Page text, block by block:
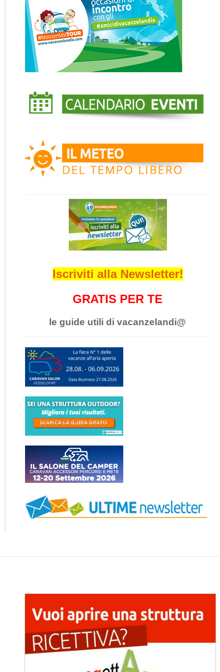
Iscriviti alla Newsletter!
GRATIS PER TE
le guide utili di vacanzelandi@